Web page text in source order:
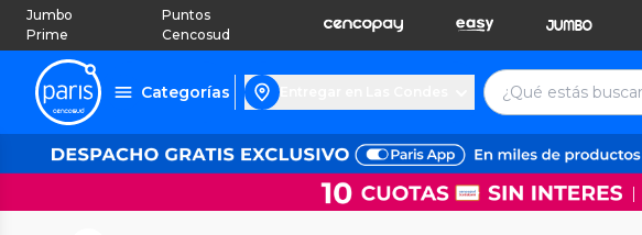
Jumbo
Prime
Puntos
Cencosud
Categorías